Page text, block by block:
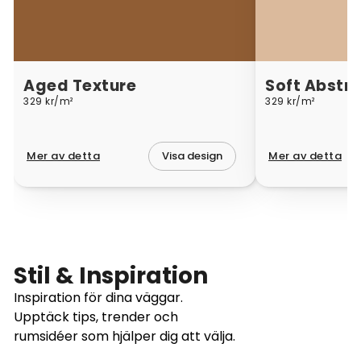
Aged Texture
329 kr/m²
Mer av detta Visa design
Soft
329 kr/m²
Mer av detta
Stil & Inspiration
Inspiration för dina väggar.
Upptäck tips, trender och
rumsidéer som hjälper dig att välja.